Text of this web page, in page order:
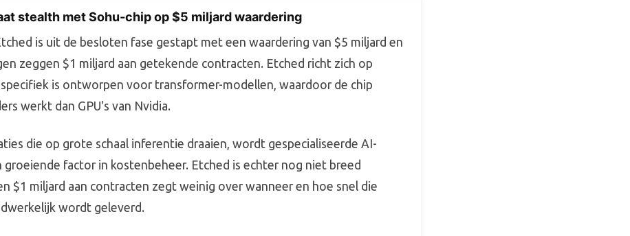
stealth met Sohu-chip op $5 miljard waardering
is uit de besloten fase gestapt met een waardering van $5 miljard en
zeggen $1 miljard aan getekende contracten. Etched richt zich op
is ontworpen voor transformer-modellen, waardoor de chip
werkt dan GPU's van Nvidia.
die op grote schaal inferentie draaien, wordt gespecialiseerde AI-
groeiende factor in kostenbeheer. Etched is echter nog niet breed
$1 miljard aan contracten zegt weinig over wanneer en hoe snel die
wordt geleverd.